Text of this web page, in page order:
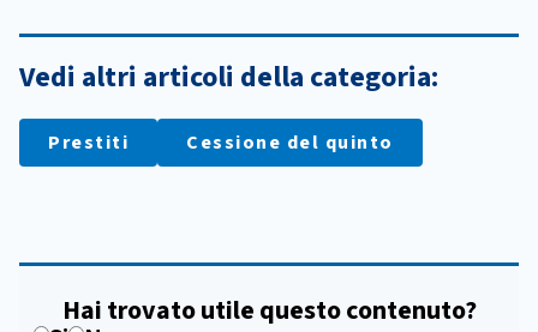
Vedi altri articoli della categoria:
Prestiti Cessione del quinto
Hai trovato utile questo contenuto?